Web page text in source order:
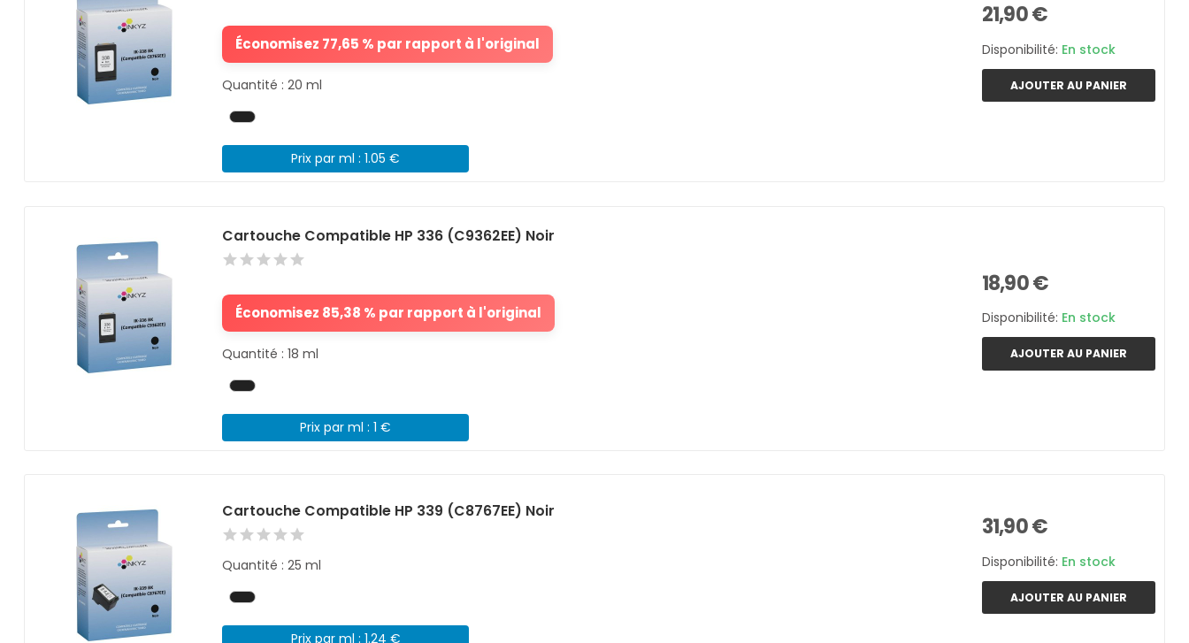
Économisez 77,65 % par rapport à l'original
Quantité : 20 ml
Prix par ml : 1.05 €
21,90 €
Disponibilité: En stock
AJOUTER AU PANIER
Cartouche Compatible HP 336 (C9362EE) Noir
Économisez 85,38 % par rapport à l'original
Quantité : 18 ml
Prix par ml : 1 €
18,90 €
Disponibilité: En stock
AJOUTER AU PANIER
Cartouche Compatible HP 339 (C8767EE) Noir
Quantité : 25 ml
Prix par ml : 1.24 €
31,90 €
Disponibilité: En stock
AJOUTER AU PANIER